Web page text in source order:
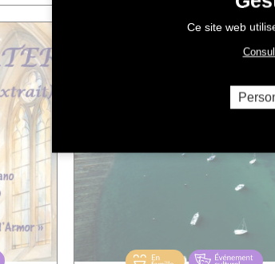
Ce site web